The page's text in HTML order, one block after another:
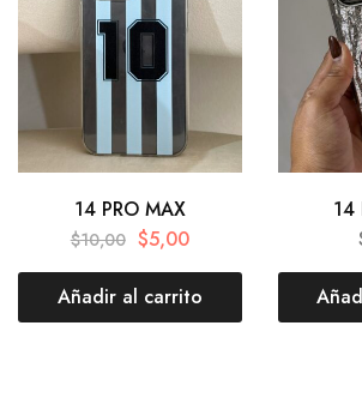
14 PRO MAX
$10,00 $5,00
Añadir al carrito
14